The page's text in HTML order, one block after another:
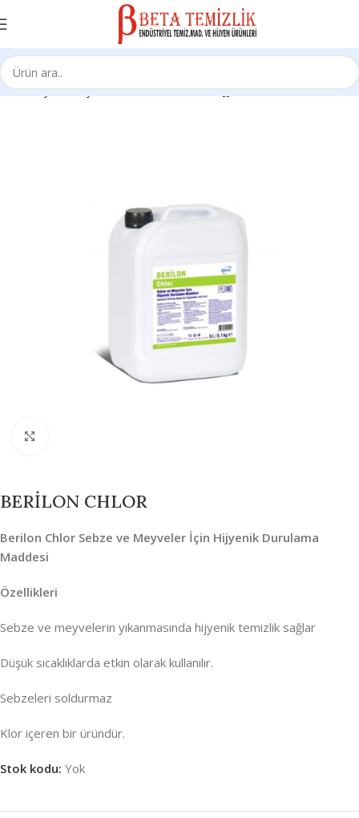
Ana Sayfa Kimyasal Ürünleri Mutfak Hijyeni
BERİLON CHLOR
Berilon Chlor Sebze ve Meyveler İçin Hijyenik Durulama
Maddesi
Özellikleri
Sebze ve meyvelerin yıkanmasında hijyenik temizlik sağlar
Düşük sıcaklıklarda etkin olarak kullanılır.
Sebzeleri soldurmaz
Klor içeren bir üründür.
Stok kodu: Yok